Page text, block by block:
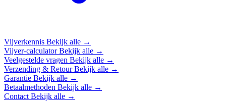
Vijverkennis Bekijk alle →
Vijver-calculatorBekijk alle →
Veelgestelde vragen Bekijk alle →
Verzending & RetourBekijk alle →
Garantie Bekijk alle →
Betaalmethoden Bekijk alle →
Contact Bekijk alle →